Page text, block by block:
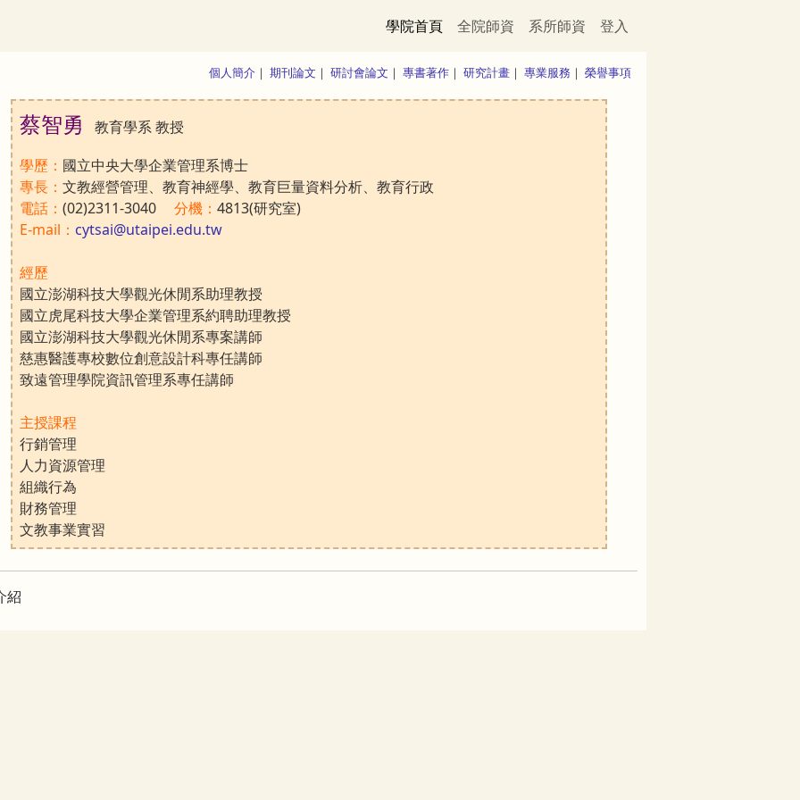
學院首頁 全院師資 系所師資 登入
個人簡介 ｜ 期刊論文 ｜ 研討會論文 ｜ 專書著作 ｜ 研究計畫 ｜ 專業服務 ｜ 榮譽事項
蔡智勇
教育學系 教授
學歷： 國立中央大學企業管理系博士
專長： 文教經營管理、教育神經學、教育巨量資料分析、教育行政
電話： (02)2311-3040 分機： 4813(研究室)
E-mail： cytsai@utaipei.edu.tw
經歷
國立澎湖科技大學觀光休閒系助理教授
國立虎尾科技大學企業管理系約聘助理教授
國立澎湖科技大學觀光休閒系專案講師
慈惠醫護專校數位創意設計科專任講師
致遠管理學院資訊管理系專任講師
主授課程
行銷管理
人力資源管理
組織行為
財務管理
文教事業實習
紹